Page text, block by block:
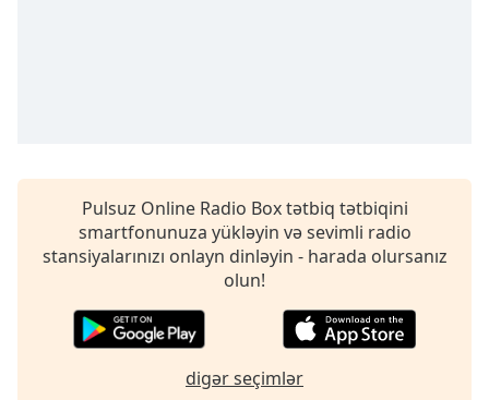
subtitles
settings
opens
subtitles
settings
subtitles
Pulsuz Online Radio Box tətbiq tətbiqini
smartfonunuza yükləyin və sevimli radio
stansiyalarınızı onlayn dinləyin - harada olursanız
olun!
digər seçimlər